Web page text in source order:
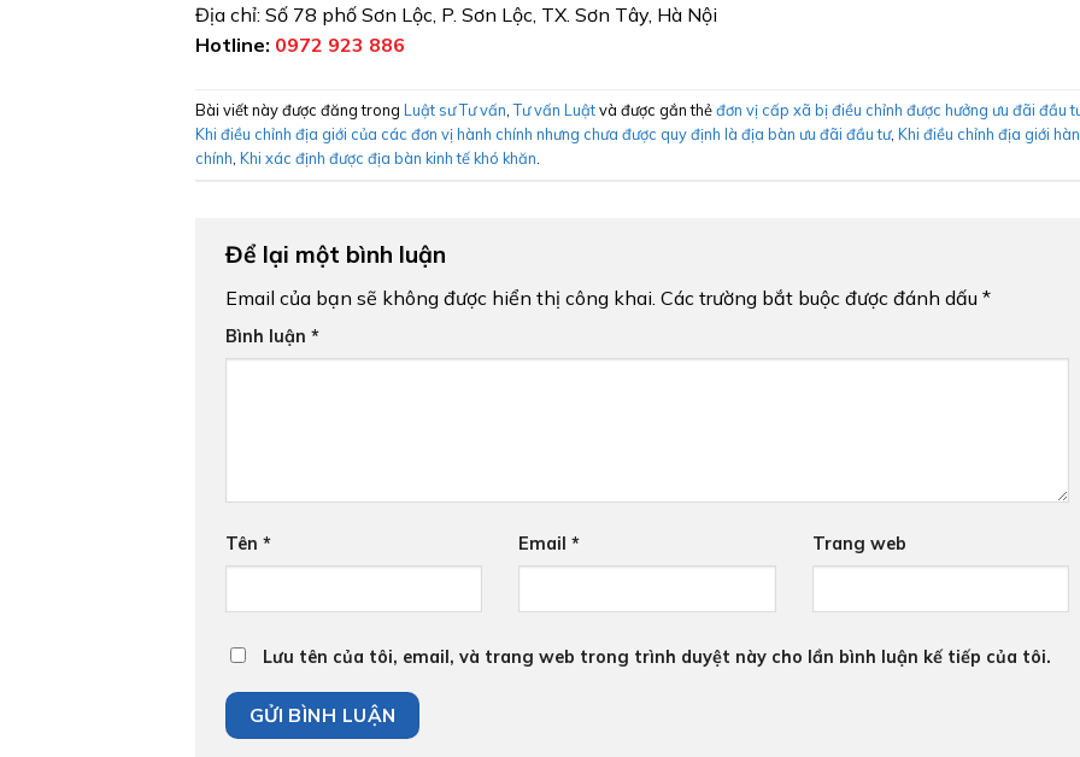
Địa chỉ: Số 78 phố Sơn Lộc, P. Sơn Lộc, TX. Sơn Tây, Hà Nội
Hotline: 0972 923 886
Bài viết này được đăng trong Luật sư Tư vấn ,Tư vấn Luậtvà được gắn thẻđơn vị cấp xã bị điều chỉnh được hưởng ưu đãi đầu
Khi điều chỉnh địa giới của các đơn vị hành chính nhưng chưa được quy định là địa bàn ưu đãi đầu tư, Khi điều chỉnh địa giới
chính Khi xác định được địa bàn kinh tế khó khăn
Để lại một bình luận
Email của bạn sẽ không được hiển thị công khai. Các trường bắt buộc được đánh dấu *
Bình luận *
Tên * Email* Trang web
Lưu tên của tôi, email, và trang web trong trình duyệt này cho lần bình luận kế tiếp của tôi.